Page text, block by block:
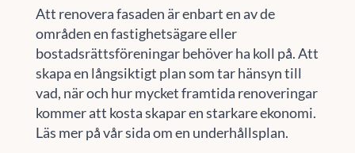
Att renovera fasaden är enbart en av de
områden en fastighetsägare eller
bostadsrättsföreningar behöver ha koll på. Att
skapa en långsiktigt plan som tar hänsyn till
vad, när och hur mycket framtida renoveringar
kommer att kosta skapar en starkare ekonomi.
Läs mer på vår sida om en underhållsplan.